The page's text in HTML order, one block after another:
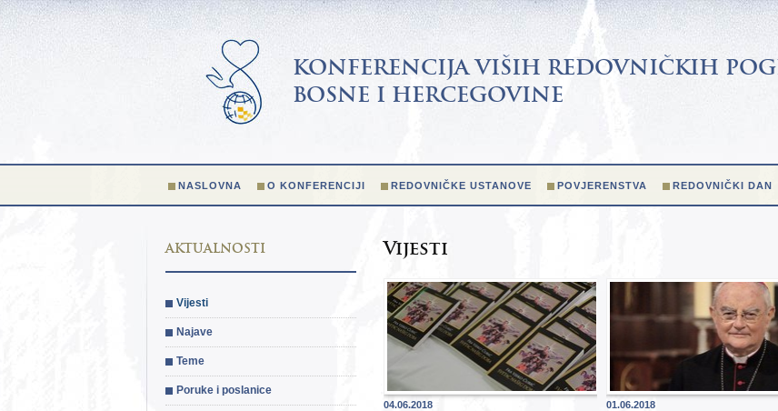
KONFERENCIJA VIŠIH REDOVNIČKIH
BOSNE I HERCEGOVINE
NASLOVNA O KONFERENCIJI REDOVNIČKE USTANOVE POVJERENSTVA REDOVNIČKI DAN
Vijesti
04.06.2018 01.06.2018
AKTUALNOSTI
Vijesti
Najave
Teme
Poruke i poslanice